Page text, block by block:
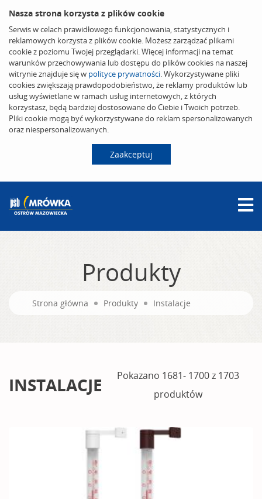
Nasza strona korzysta z plików cookie
Serwis w celach prawidłowego funkcjonowania, statystycznych i
reklamowych korzysta z plików cookie. Możesz zarządzać plikami
cookie z poziomu Twojej przeglądarki. Więcej informacji na temat
warunków przechowywania lub dostępu do plików cookies na naszej
witrynie znajduje się w polityce prywatności. Wykorzystywane pliki
cookies zwiększają prawdopodobieństwo, że reklamy produktów lub
usług wyświetlane w ramach usług internetowych, z których
korzystasz, będą bardziej dostosowane do Ciebie i Twoich potrzeb.
Pliki cookie mogą być wykorzystywane do reklam spersonalizowanych
oraz niespersonalizowanych.
Zaakceptuj
Produkty
Strona główna Produkty Instalacje
INSTALACJE
Pokazano 1681- 1700 z 1703
produktów